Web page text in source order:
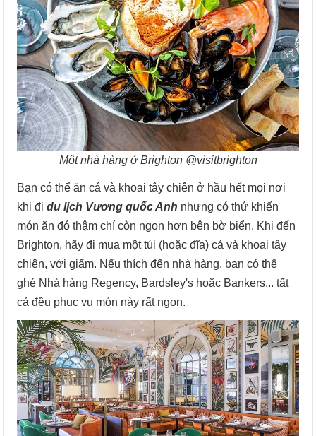
Một nhà hàng ở Brighton @visitbrighton
Bạn có thể ăn cá và khoai tây chiên ở hầu hết mọi nơi
khi đidu lịch Vương quốc Anh nhưng có thứ khiến
món ăn đó thậm chí còn ngon hơn bên bờ biển. Khi đến
Brighton, hãy đi mua một túi (hoặc đĩa) cá và khoai tây
chiên, với giấm. Nếu thích đến nhà hàng, bạn có thể
ghé Nhà hàng Regency, Bardsley's hoặc Bankers... tất
cả đều phục vụ món này rất ngon.